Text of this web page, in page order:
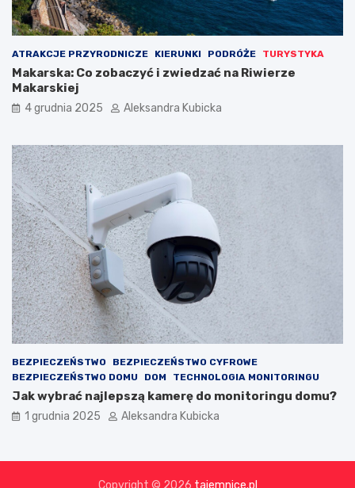
ATRAKCJE PRZYRODNICZE KIERUNKI PODRÓŻE TURYSTYKA
Makarska: Co zobaczyć i zwiedzać na Riwierze
Makarskiej
4 grudnia 2025 Aleksandra Kubicka
BEZPIECZEŃSTWO
BEZPIECZEŃSTWO CYFROWE
BEZPIECZEŃSTWO DOMU
DOM TECHNOLOGIA MONITORINGU
Jak wybrać najlepszą kamerę do monitoringu domu?
1 grudnia 2025 Aleksandra Kubicka
Copyright © 2026 tajemnice.pl